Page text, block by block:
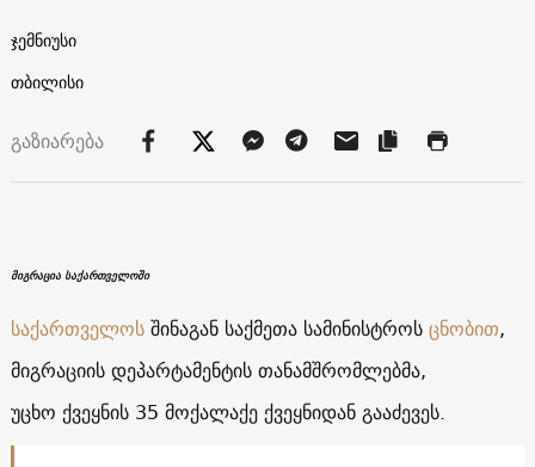
ჯემნიუსი
თბილისი
გაზიარება
მიგრაცია საქართველოში
საქართველოსშინაგან საქმეთა სამინისტროსცნობით,
მიგრაციის დეპარტამენტის თანამშრომლებმა,
უცხო ქვეყნის 35 მოქალაქე ქვეყნიდან გააძევეს.